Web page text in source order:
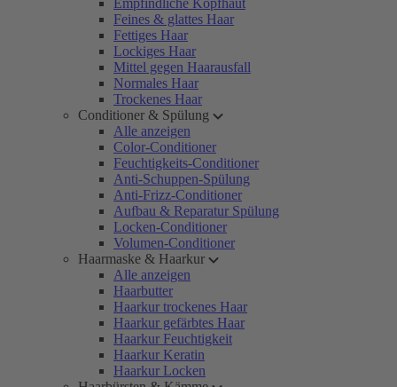
Empfindliche Kopfhaut
Feines & glattes Haar
Fettiges Haar
Lockiges Haar
Mittel gegen Haarausfall
Normales Haar
Trockenes Haar
Conditioner & Spülung
Alle anzeigen
Color-Conditioner
Feuchtigkeits-Conditioner
Anti-Schuppen-Spülung
Anti-Frizz-Conditioner
Aufbau & Reparatur Spülung
Locken-Conditioner
Volumen-Conditioner
Haarmaske & Haarkur
Alle anzeigen
Haarbutter
Haarkur trockenes Haar
Haarkur gefärbtes Haar
Haarkur Feuchtigkeit
Haarkur Keratin
Haarkur Locken